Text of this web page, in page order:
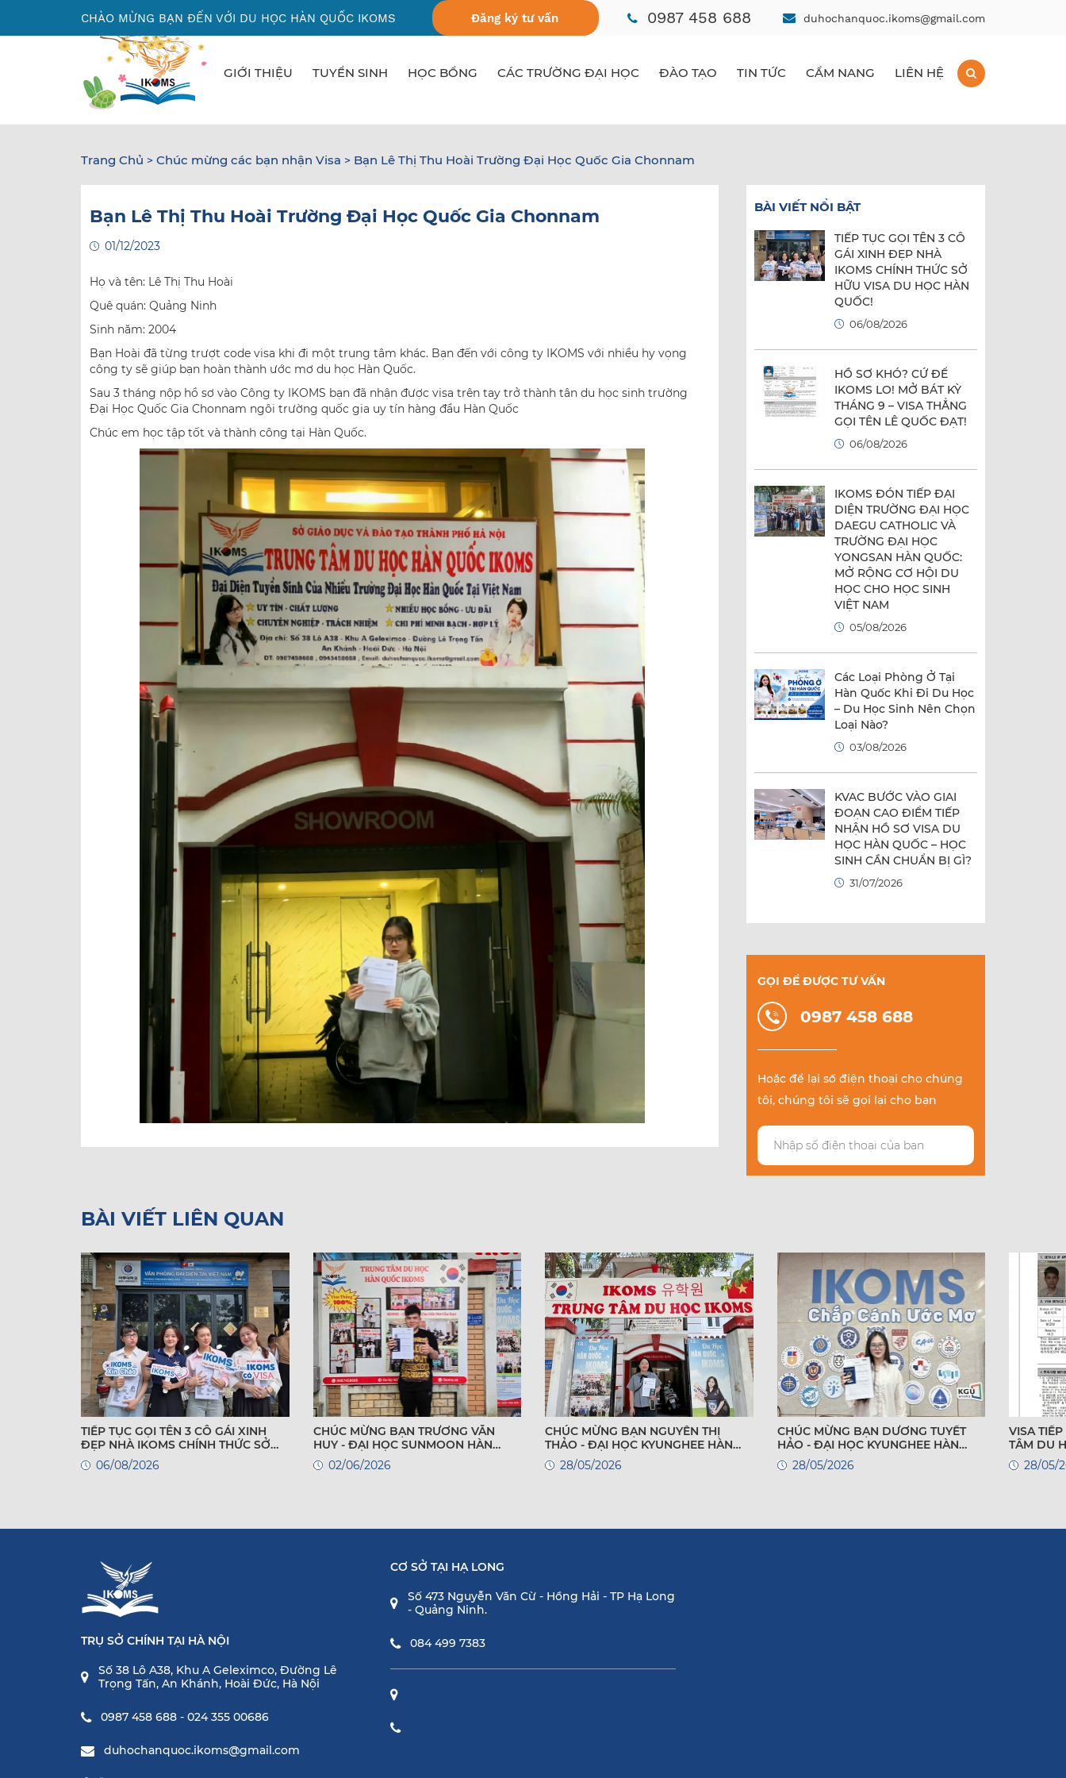
nội
CHÀO MỪNG BẠN ĐẾN VỚI DU HỌC HÀN QUỐC IKOMS Đăng ký tư vấn 0987 458 688 duhochanquoc.ikoms@gmail.com
GIỚI THIỆU TUYỂN SINH HỌC BỔNG CÁC TRƯỜNG ĐẠI HỌC ĐÀO TẠO TIN TỨC CẨM NANG LIÊN HỆ
Trang Chủ > Chúc mừng các bạn nhận Visa > Bạn Lê Thị Thu Hoài Trường Đại Học Quốc Gia Chonnam
Bạn Lê Thị Thu Hoài Trường Đại Học Quốc Gia Chonnam
01/12/2023
Họ và tên: Lê Thị Thu Hoài
Quê quán: Quảng Ninh
Sinh năm: 2004
Bạn Hoài đã từng trượt code visa khi đi một trung tâm khác. Bạn đến với công ty IKOMS với nhiều hy vọng
công ty sẽ giúp bạn hoàn thành ước mơ du học Hàn Quốc.
Sau 3 tháng nộp hồ sơ vào Công ty IKOMS bạn đã nhận được visa trên tay trở thành tân du học sinh trường
Đại Học Quốc Gia Chonnam ngôi trường quốc gia uy tín hàng đầu Hàn Quốc
Chúc em học tập tốt và thành công tại Hàn Quốc.
BÀI VIẾT NỔI BẬT
TIẾP TỤC GỌI TÊN 3 CÔ
GÁI XINH ĐẸP NHÀ
IKOMS CHÍNH THỨC SỞ
HỮU VISA DU HỌC HÀN
QUỐC!
06/08/2026
HỒ SƠ KHÓ? CỨ ĐỂ
IKOMS LO! MỞ BÁT KỲ
THÁNG 9 – VISA THẲNG
GỌI TÊN LÊ QUỐC ĐẠT!
06/08/2026
IKOMS ĐÓN TIẾP ĐẠI
DIỆN TRƯỜNG ĐẠI HỌC
DAEGU CATHOLIC VÀ
TRƯỜNG ĐẠI HỌC
YONGSAN HÀN QUỐC:
MỞ RỘNG CƠ HỘI DU
HỌC CHO HỌC SINH
VIỆT NAM
05/08/2026
Các Loại Phòng Ở Tại
Hàn Quốc Khi Đi Du Học
– Du Học Sinh Nên Chọn
Loại Nào?
03/08/2026
KVAC BƯỚC VÀO GIAI
ĐOẠN CAO ĐIỂM TIẾP
NHẬN HỒ SƠ VISA DU
HỌC HÀN QUỐC – HỌC
SINH CẦN CHUẨN BỊ GÌ?
31/07/2026
GỌI ĐỂ ĐƯỢC TƯ VẤN
0987 458 688
Hoặc để lại số điện thoại cho chúng
tôi, chúng tôi sẽ gọi lại cho bạn
BÀI VIẾT LIÊN QUAN
TIẾP TỤC GỌI TÊN 3 CÔ GÁI XINH
ĐẸP NHÀ IKOMS CHÍNH THỨC SỞ
HỮU VISA DU HỌC HÀN QUỐC!
06/08/2026
CHÚC MỪNG BẠN TRƯƠNG VĂN
HUY - ĐẠI HỌC SUNMOON HÀN
QUỐC
02/06/2026
CHÚC MỪNG BẠN NGUYỄN THỊ
THẢO - ĐẠI HỌC KYUNGHEE HÀN
QUỐC
28/05/2026
CHÚC MỪNG BẠN DƯƠNG TUYẾT
HẢO - ĐẠI HỌC KYUNGHEE HÀN
QUỐC
28/05/2026
VISA TIẾP
TÂM DU
28/05/
TRỤ SỞ CHÍNH TẠI HÀ NỘI
Số 38 Lô A38, Khu A Geleximco, Đường Lê
Trọng Tấn, An Khánh, Hoài Đức, Hà Nội
0987 458 688 - 024 355 00686
duhochanquoc.ikoms@gmail.com
CƠ SỞ TẠI HẠ LONG
Số 473 Nguyễn Văn Cừ - Hồng Hải - TP Hạ Long
- Quảng Ninh.
084 499 7383